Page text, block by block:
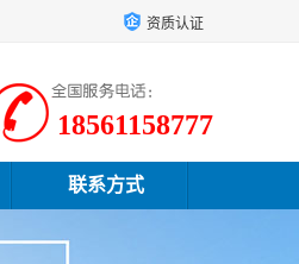
资质认证
18561158777
联系方式